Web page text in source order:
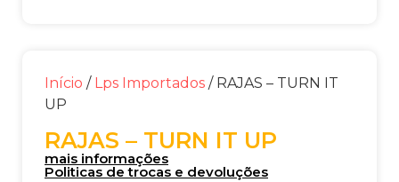
Início / Lps Importados / RAJAS – TURN IT
UP
RAJAS – TURN IT UP
mais informações
Politicas de trocas e devoluções